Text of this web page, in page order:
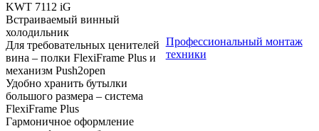
Профессиональный монтаж
техники
KWT 7112 iG
Встраиваемый винный
холодильник
Для требовательных ценителей
вина – полки FlexiFrame Plus и
механизм Push2open
Удобно хранить бутылки
большого размера – система
FlexiFrame Plus
Гармоничное оформление